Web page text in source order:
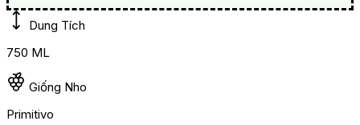
Dung Tích
750 ML
Giống Nho
Primitivo